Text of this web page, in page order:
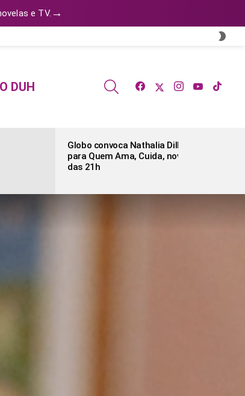
e TV. →
DUH SEARCH facebooktwitterinstagramyoutube
Globo convoca Nathalia Dill
para Quem Ama, Cuida, novela
das 21h